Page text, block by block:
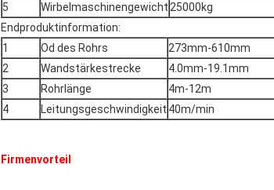
5
Wirbelmaschinengewicht25000kg
Endproduktinformation:
1
Od des Rohrs
273mm-610mm
2
Wandstärkestrecke
4.0mm-19.1mm
3
Rohrlänge
4m-12m
4
Leitungsgeschwindigkeit 40m/min
Firmenvorteil